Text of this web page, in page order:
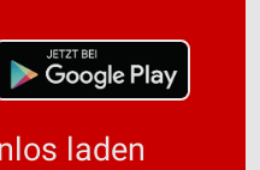
laden